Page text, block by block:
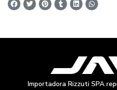
Importadora Rizzuti SPA